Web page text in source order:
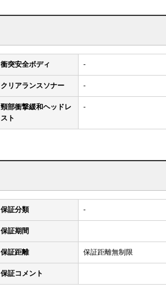
衝突安全ボディ -
クリアランスソナー -
頸部衝撃緩和ヘッドレ
スト
-
保証分類 -
保証期間
保証距離 保証距離無制限
保証コメント